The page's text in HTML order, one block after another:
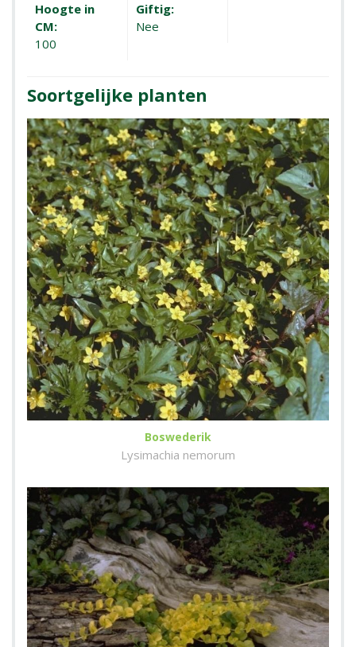
Hoogte in
CM:
100
Giftig:
Nee
Soortgelijke planten
Boswederik
Lysimachia nemorum